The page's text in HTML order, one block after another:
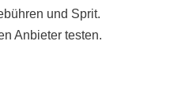
und Sprit.
Anbieter testen.